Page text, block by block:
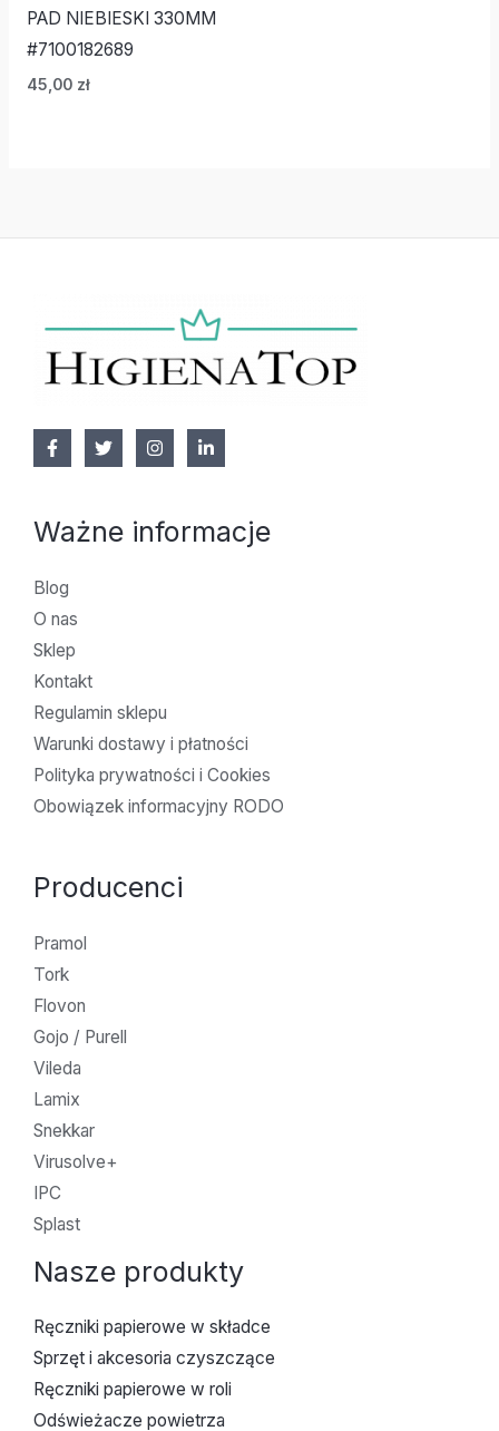
PAD NIEBIESKI 330MM
#7100182689
45,00 zł
Ważne informacje
Blog
O nas
Sklep
Kontakt
Regulamin sklepu
Warunki dostawy i płatności
Polityka prywatności i Cookies
Obowiązek informacyjny RODO
Producenci
Pramol
Tork
Flovon
Gojo / Purell
Vileda
Lamix
Snekkar
Virusolve+
IPC
Splast
Nasze produkty
Ręczniki papierowe w składce
Sprzęt i akcesoria czyszczące
Ręczniki papierowe w roli
Odświeżacze powietrza